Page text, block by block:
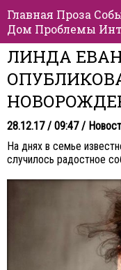
Главная Проза
Дом Проблемы
ЛИНДА
28.12.17 / 09:47 /
На днях в семье
случилось радостное